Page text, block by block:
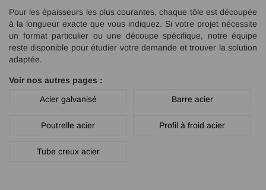
Pour les épaisseurs les plus courantes, chaque tôle est découpée
à la longueur exacte que vous indiquez. Si votre projet nécessite
un format particulier ou une découpe spécifique, notre équipe
reste disponible pour étudier votre demande et trouver la solution
adaptée.
Voir nos autres pages :
Acier galvanisé
Barre acier
Poutrelle acier Profil à froid acier
Tube creux acier